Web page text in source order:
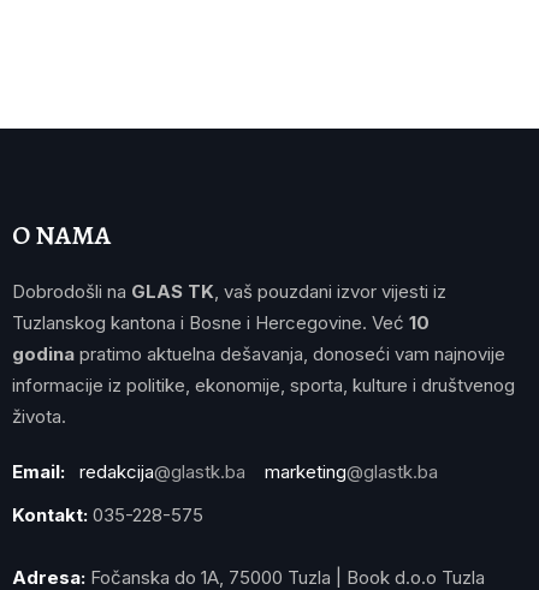
O NAMA
Dobrodošli na GLAS TK , vaš pouzdani izvor vijesti iz
Tuzlanskog kantona i Bosne i Hercegovine. Već 10
godina pratimo aktuelna dešavanja, donoseći vam najnovije
informacije iz politike, ekonomije, sporta, kulture i društvenog
života.
Email: redakcija@glastk.ba marketing@glastk.ba
Kontakt: 035-228-575
Adresa: Fočanska do 1A, 75000 Tuzla | Book d.o.o Tuzla